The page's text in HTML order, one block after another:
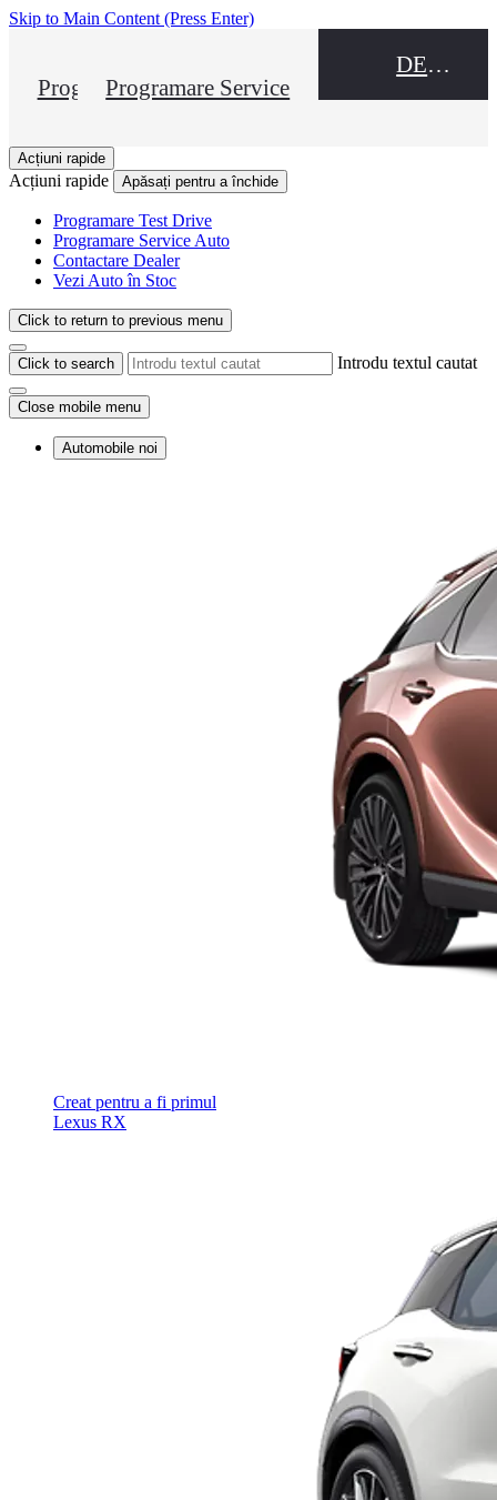
Skip to Main Content (Press Enter)
Programare Test Drive
Programare Service
DEALER NAME
Acțiuni rapide
Acțiuni rapide Apăsați pentru a închide
Programare Test Drive
Programare Service Auto
Contactare Dealer
Vezi Auto în Stoc
Click to return to previous menu
Click to search Introdu textul cautat
Close mobile menu
Automobile noi
Creat pentru a fi primul
Lexus RX